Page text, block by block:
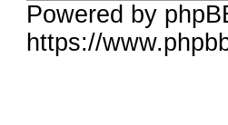
Powered by
https://